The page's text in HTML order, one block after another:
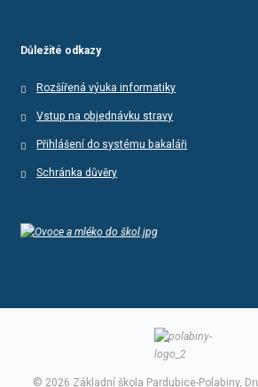
Důležité odkazy
Rozšířená výuka informatiky
Vstup na objednávku stravy
Přihlášení do systému bakaláři
Schránka důvěry
© 2026 Základní škola Pardubice-Polabiny,